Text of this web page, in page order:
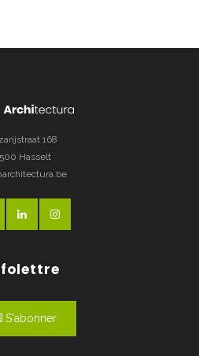
168
Hasselt
S'abonner